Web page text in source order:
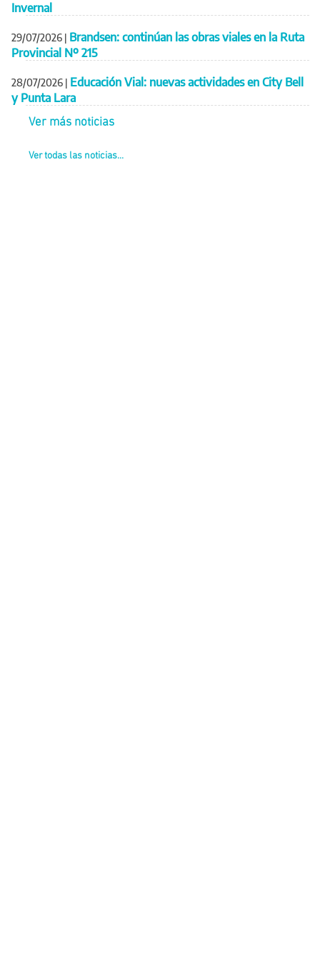
Invernal
29/07/2026 | Brandsen: continúan las obras viales en la Ruta
Provincial Nº 215
28/07/2026 | Educación Vial: nuevas actividades en City Bell
y Punta Lara
Ver más noticias
Ver todas las noticias...